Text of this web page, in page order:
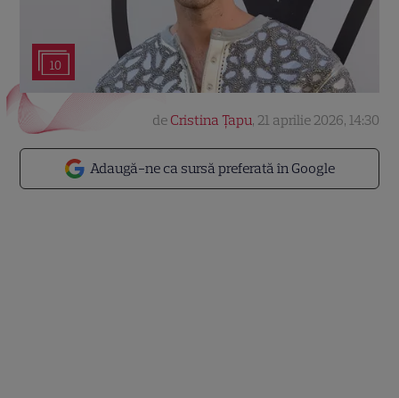
10
Adaugă-ne ca sursă preferată în Google
de Cristina Țapu, 21 aprilie 2026, 14:30